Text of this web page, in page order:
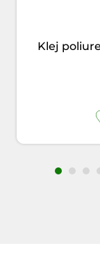
Klej